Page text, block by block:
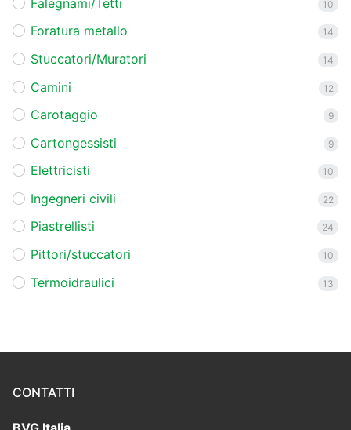
10
Foratura metallo 14
Stuccatori/Muratori 14
Camini 12
Carotaggio 9
Cartongessisti 9
Elettricisti 10
Ingegneri civili 22
Piastrellisti 24
Pittori/stuccatori 10
Termoidraulici 13
CONTATTI